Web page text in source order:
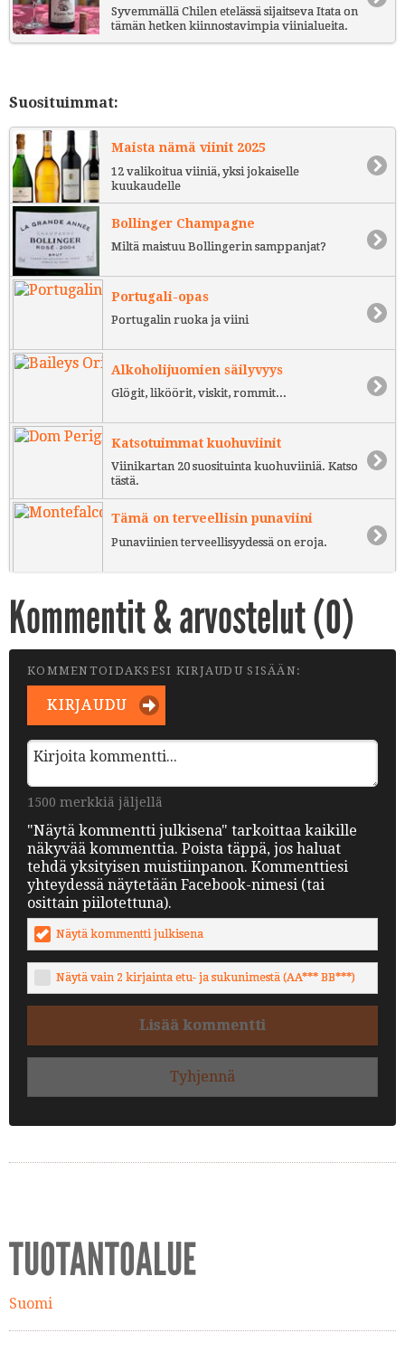
Syvemmällä Chilen etelässä sijaitseva Itata on
tämän hetken kiinnostavimpia viinialueita.
Suosituimmat:
Maista nämä viinit 2025
12 valikoitua viiniä, yksi jokaiselle
kuukaudelle
Bollinger Champagne
Miltä maistuu Bollingerin samppanjat?
Portugali-opas
Portugalin ruoka ja viini
Alkoholijuomien säilyvyys
Glögit, liköörit, viskit, rommit...
Katsotuimmat kuohuviinit
Viinikartan 20 suosituinta kuohuviiniä. Katso
tästä.
Tämä on terveellisin punaviini
Punaviinien terveellisyydessä on eroja.
Kommentit & arvostelut (0)
KOMMENTOIDAKSESI KIRJAUDU SISÄÄN:
KIRJAUDU
1500 merkkiä jäljellä
"Näytä kommentti julkisena" tarkoittaa kaikille
näkyvää kommenttia. Poista täppä, jos haluat
tehdä yksityisen muistiinpanon. Kommenttiesi
yhteydessä näytetään Facebook-nimesi (tai
osittain piilotettuna).
Näytä kommentti julkisena
Näytä vain 2 kirjainta etu- ja sukunimestä (AA*** BB***)
Lisää kommentti
Tyhjennä
TUOTANTOALUE
Suomi